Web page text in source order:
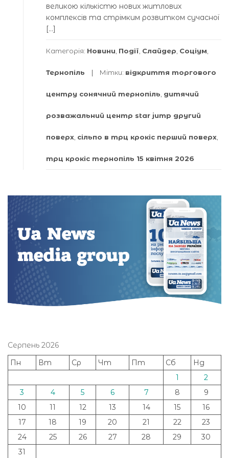
великою кількістю нових житлових
комплексів та стрімким розвитком сучасної
[…]
Категорія: Новини Події Слайдер Соціум
Тернопіль Мітки: відкриття торгового
центру сонячний тернопіль дитячий
розважальний центр star jump другий
поверх сільпо в трц крокіс перший поверх
трц крокіс тернопіль 15 квітня 2026
Серпень 2026
Пн
Вт Ср Чт Пт Сб
Нд
1
2
3
4 5 6 7 8
9
10
11 12 13 14 15
16
17
18 19 20 21 22
23
24
25 26 27 28 29
30
31